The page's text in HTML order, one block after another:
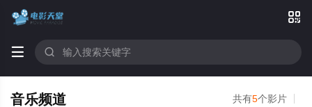

 
共有5个影片
音乐频道